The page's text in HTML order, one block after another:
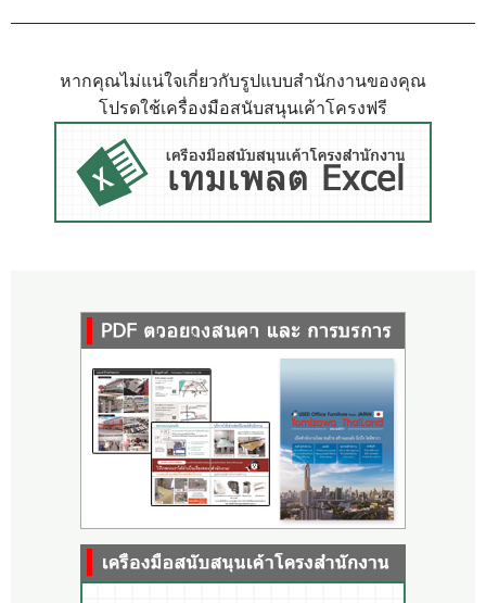
หากคุณไม่แน่ใจเกี่ยวกับรูปแบบสำนักงานของคุณ
โปรดใช้เครื่องมือสนับสนุนเค้าโครงฟรี